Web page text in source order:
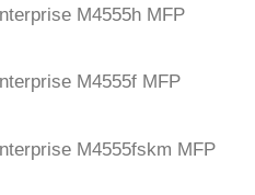
M4555h MFP
M4555f MFP
M4555fskm MFP